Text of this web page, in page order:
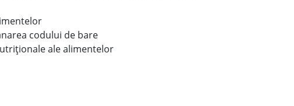
codului de bare
ale alimentelor